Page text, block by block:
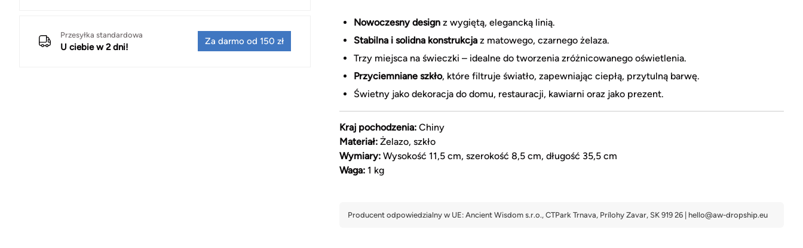
Przesyłka standardowa
U ciebie w 2 dni!
Za darmo od 150 zł
Nowoczesny design z wygiętą, elegancką linią.
Stabilna i solidna konstrukcja z matowego, czarnego żelaza.
Trzy miejsca na świeczki – idealne do tworzenia zróżnicowanego oświetlenia.
Przyciemniane szkło, które filtruje światło, zapewniając ciepłą, przytulną barwę.
Świetny jako dekoracja do domu, restauracji, kawiarni oraz jako prezent.
Kraj pochodzenia: Chiny
Materiał: Żelazo, szkło
Wymiary: Wysokość 11,5 cm, szerokość 8,5 cm, długość 35,5 cm
Waga: 1 kg